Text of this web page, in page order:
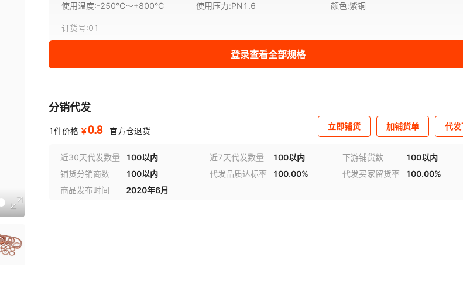
使用温度:-250°C～+800°C 使用压力:PN1.6 颜色:紫铜
订货号:01
登录查看全部规格
分销代发
1件价格 ￥0.8 官方仓退货 立即铺货 加铺货单 代
近30天代发数量 100以内 近7天代发数量 100以内 下游铺货数
100以内
铺货分销商数
100以内 代发品质达标率 100.00% 代发买家留货率
100.00%
商品发布时间
2020年6月